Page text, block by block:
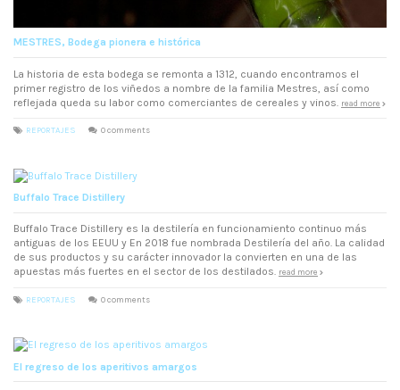
MESTRES, Bodega pionera e histórica
La historia de esta bodega se remonta a 1312, cuando encontramos el
primer registro de los viñedos a nombre de la familia Mestres, así como
reflejada queda su labor como comerciantes de cereales y vinos.
read more
REPORTAJES 0 comments
Buffalo Trace Distillery
Buffalo Trace Distillery es la destilería en funcionamiento continuo más
antiguas de los EEUU y En 2018 fue nombrada Destilería del año. La calidad
de sus productos y su carácter innovador la convierten en una de las
apuestas más fuertes en el sector de los destilados. read more
REPORTAJES 0 comments
El regreso de los aperitivos amargos